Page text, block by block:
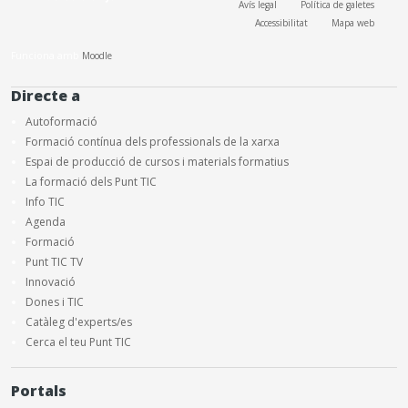
Avís legal
Política de galetes
Accessibilitat
Mapa web
Moodle
Directe a
Autoformació
Formació contínua dels professionals de la xarxa
Espai de producció de cursos i materials formatius
La formació dels Punt TIC
Info TIC
Agenda
Formació
Punt TIC TV
Innovació
Dones i TIC
Catàleg d'experts/es
Cerca el teu Punt TIC
Portals